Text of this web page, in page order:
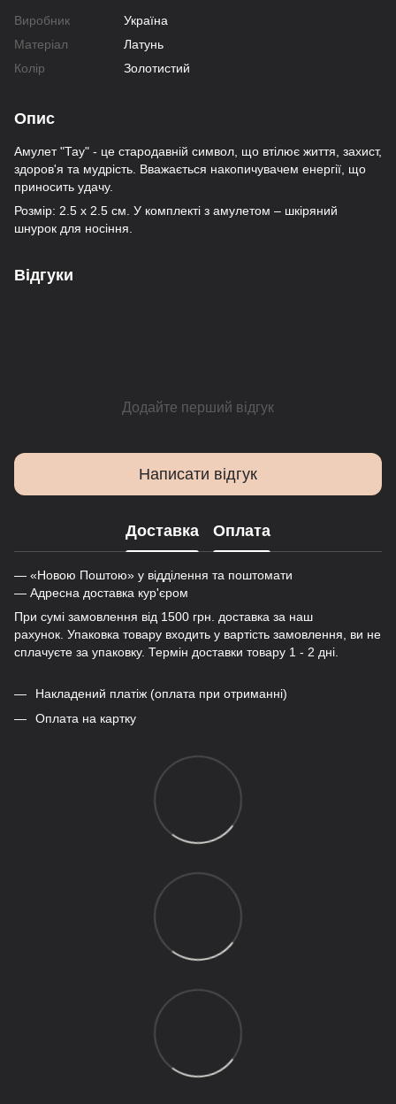
Виробник
Україна
Матеріал
Латунь
Колір
Золотистий
Опис
Амулет "Тау" - це стародавній символ, що втілює життя, захист,
здоров'я та мудрість. Вважається накопичувачем енергії, що
приносить удачу.
Розмір: 2.5 х 2.5 см. У комплекті з амулетом – шкіряний
шнурок для носіння.
Відгуки
Додайте перший відгук
Написати відгук
Доставка Оплата
— «Новою Поштою» у відділення та поштомати
— Адресна доставка кур'єром
При сумі замовлення від 1500 грн. доставка за наш
рахунок. Упаковка товару входить у вартість замовлення, ви не
сплачуєте за упаковку. Термін доставки товару 1 - 2 дні.
Накладений платіж (оплата при отриманні)
Оплата на картку